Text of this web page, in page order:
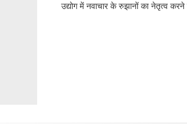
उद्योग में नवाचार के रुझानों का नेतृत्व